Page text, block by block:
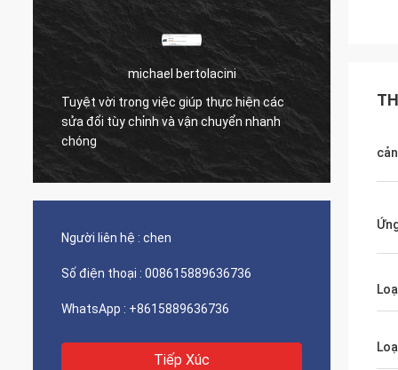
michael bertolacini
Tuyệt vời trong việc giúp thực hiện các
sửa đổi tùy chỉnh và vận chuyển nhanh
chóng
Người liên hệ : chen
Số điện thoại : 008615889636736
WhatsApp : +8615889636736
Tiếp Xúc